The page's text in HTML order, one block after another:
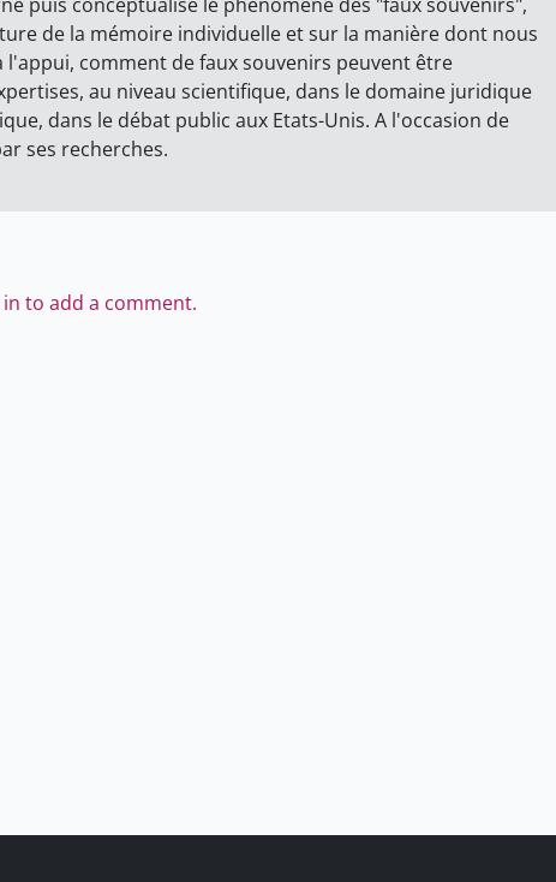
de la mémoire individuelle et sur la manière dont nous
comment de faux souvenirs peuvent être
au niveau scientifique, dans le domaine juridique
dans le débat public aux Etats-Unis. A l'occasion de
ses recherches.
in to add a comment.